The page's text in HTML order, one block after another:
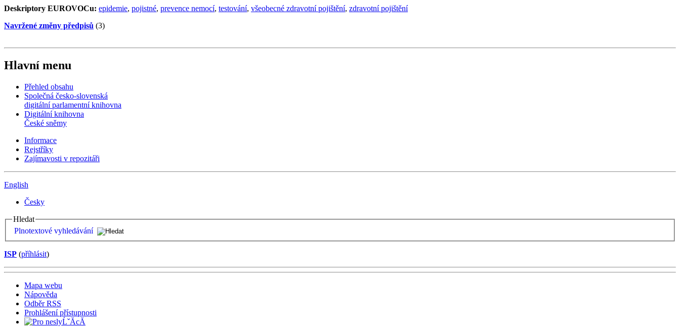
Deskriptory EUROVOCu: epidemie, pojistné, prevence nemocí, testování, všeobecné zdravotní pojištění, zdravotní pojištění
Navržené změny předpisů (3)
Hlavní menu
Přehled obsahu
Společná česko-slovenská
digitální parlamentní knihovna
Digitální knihovna
České sněmy
Informace
Rejstříky
Zajímavosti v repozitáři
English
Česky
Hledat
Plnotextové vyhledávání
ISP (příhlásit)
Mapa webu
Nápověda
Odběr RSS
Prohlášení přístupnosti